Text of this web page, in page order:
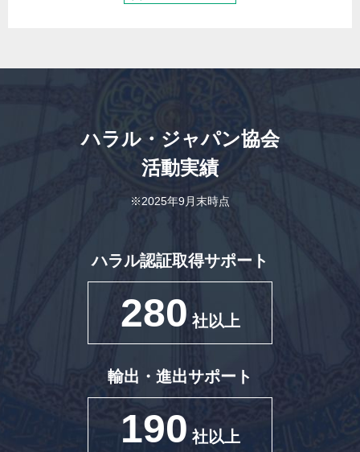
ハラル・ジャパン協会
活動実績
※2025年9月末時点
ハラル認証取得サポート
280 社以上
輸出・進出サポート
190 社以上